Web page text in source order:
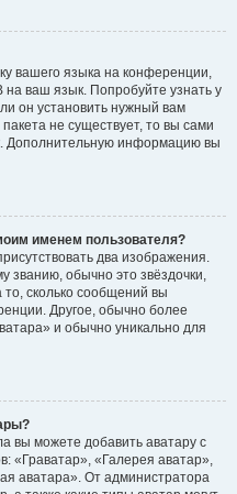
вашего языка на конференции,
ваш язык. Попробуйте узнать у
он установить нужный вам
не существует, то вы сами
Дополнительную информацию вы
именем пользователя?
два изображения.
званию, обычно это звёздочки,
сколько сообщений вы
Другое, обычно более
и обычно уникально для
вы можете добавить аватару с
«Граватар», «Галерея аватар»,
аватара». От администратора